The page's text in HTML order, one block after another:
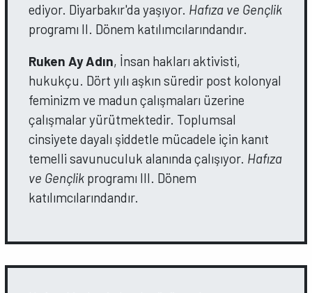
ediyor. Diyarbakır'da yaşıyor. Hafıza ve Gençlik
programı II. Dönem katılımcılarındandır.
Ruken Ay Adın, İnsan hakları aktivisti,
hukukçu. Dört yılı aşkın süredir post kolonyal
feminizm ve madun çalışmaları üzerine
çalışmalar yürütmektedir. Toplumsal
cinsiyete dayalı şiddetle mücadele için kanıt
temelli savunuculuk alanında çalışıyor. Hafıza
ve Gençlik programı III. Dönem
katılımcılarındandır.